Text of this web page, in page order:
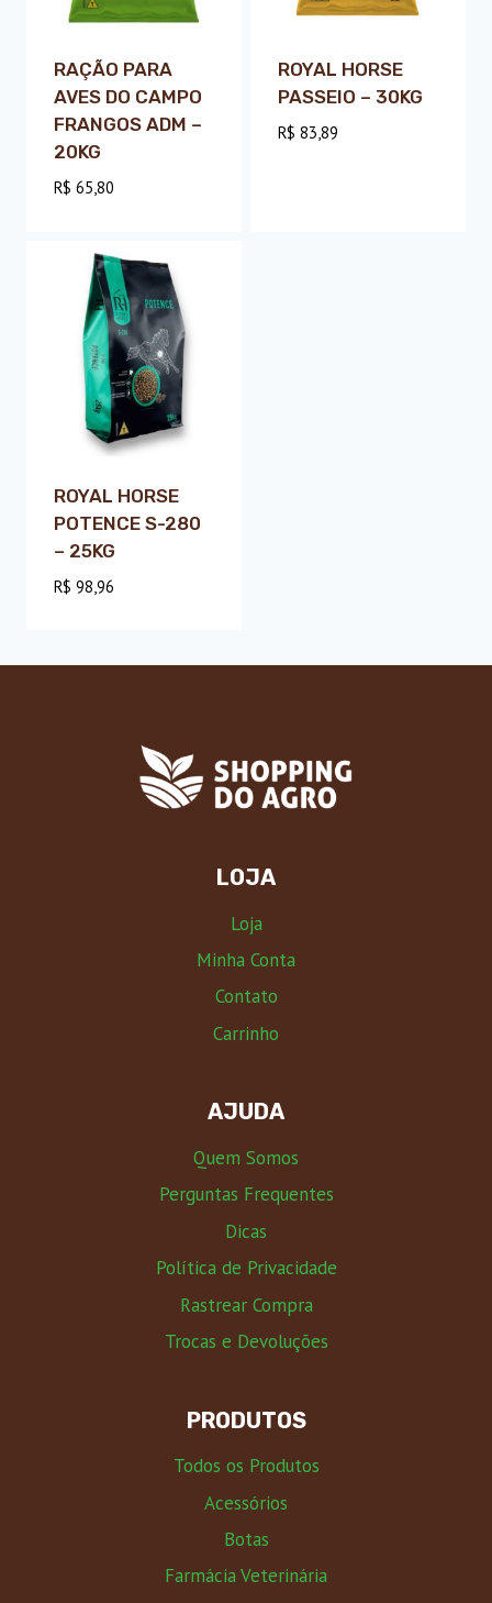
RAÇÃO PARA
AVES DO CAMPO
FRANGOS ADM –
20KG
R$ 65,80
ROYAL HORSE
PASSEIO – 30KG
R$ 83,89
ROYAL HORSE
POTENCE S-280
– 25KG
R$ 98,96
LOJA
Loja
Minha Conta
Contato
Carrinho
AJUDA
Quem Somos
Perguntas Frequentes
Dicas
Política de Privacidade
Rastrear Compra
Trocas e Devoluções
PRODUTOS
Todos os Produtos
Acessórios
Botas
Farmácia Veterinária